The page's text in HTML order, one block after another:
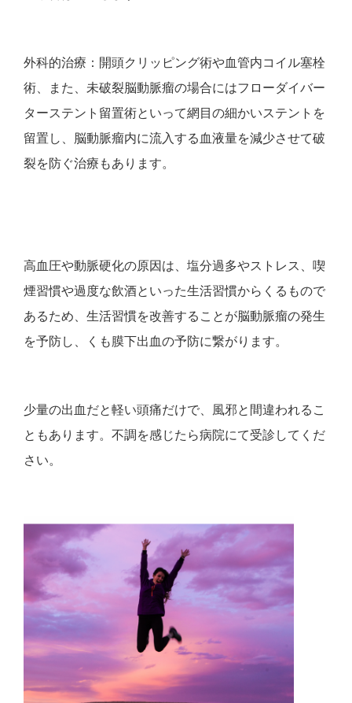
外科的治療：開頭クリッピング術や血管内コイル塞栓
術、また、未破裂脳動脈瘤の場合にはフローダイバー
ターステント留置術といって網目の細かいステントを
留置し、脳動脈瘤内に流入する血液量を減少させて破
裂を防ぐ治療もあります。
高血圧や動脈硬化の原因は、塩分過多やストレス、喫
煙習慣や過度な飲酒といった生活習慣からくるもので
あるため、生活習慣を改善することが脳動脈瘤の発生
を予防し、くも膜下出血の予防に繋がります。
少量の出血だと軽い頭痛だけで、風邪と間違われるこ
ともあります。不調を感じたら病院にて受診してくだ
さい。